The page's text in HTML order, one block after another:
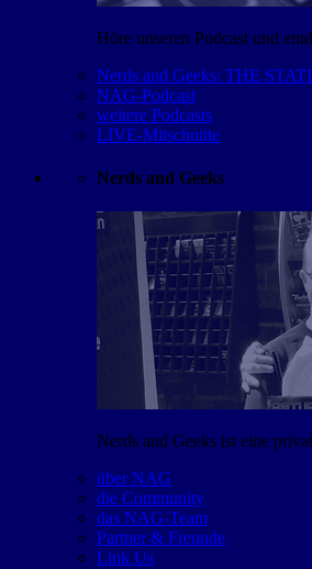
Höre unseren Podcast und
Nerds and Geeks: THE
NAG-Podcast
weitere Podcasts
LIVE-Mitschnitte
Nerds and Geeks
Nerds and Geeks ist eine
über NAG
die Community
das NAG-Team
Partner & Freunde
Link Us